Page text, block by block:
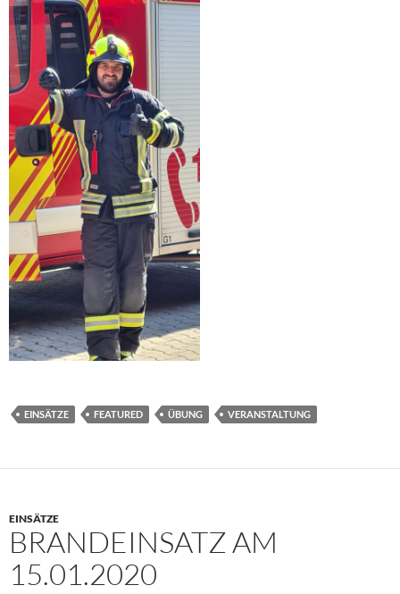
EINSÄTZE FEATURED ÜBUNG VERANSTALTUNG
EINSÄTZE
BRANDEINSATZ AM
15.01.2020